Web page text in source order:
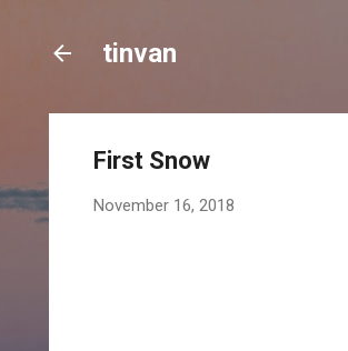
tinvan
First Snow
November 16, 2018